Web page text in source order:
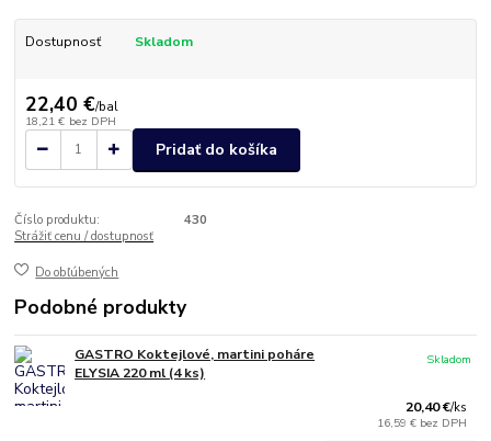
Dostupnosť Skladom
22,40 €/bal
18,21 € bez DPH
Pridať do košíka
Číslo produktu:
430
Strážiť cenu / dostupnosť
Do obľúbených
Podobné produkty
GASTRO Koktejlové, martini poháre
ELYSIA 220 ml (4 ks)
20,40 €/ks
16,59 € bez DPH
Skladom